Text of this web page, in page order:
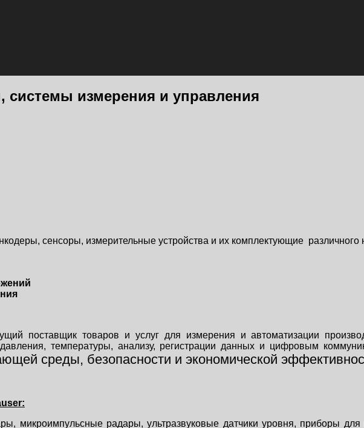
системы измерения и управления
сенсоры, измерительные устройства и их комплектующие различного
поставщик товаров и услуг для измерения и автоматизации
температуры, анализу, регистрации данных и цифровым
среды, безопасности и экономической
микроимпульсные радары, ультразвуковые датчики уровня, приборы